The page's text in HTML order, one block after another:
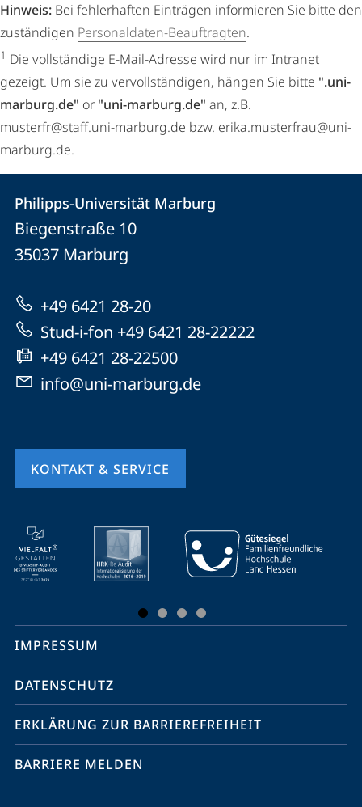
Hinweis: Bei fehlerhaften Einträgen informieren Sie bitte den
zuständigen Personaldaten-Beauftragten.
1 Die vollständige E-Mail-Adresse wird nur im Intranet
gezeigt. Um sie zu vervollständigen, hängen Sie bitte ".uni-
marburg.de" or "uni-marburg.de" an, z.B.
musterfr@staff.uni-marburg.de bzw. erika.musterfrau@uni-
marburg.de.
Kontakt
und
Informationen
zur
Website
Kontaktinformationen
Philipps-
Universität
Philipps-Universität Marburg
Biegenstraße 10
35037 Marburg
+49 6421 28-20
Stud-i-fon +49 6421 28-22222
+49 6421 28-22500
info@uni-marburg.de
KONTAKT & SERVICE
Mobile-
Service-
Navigation
Social
Media
Kontakte
IMPRESSUM
DATENSCHUTZ
ERKLÄRUNG ZUR BARRIEREFREIHEIT
BARRIERE MELDEN